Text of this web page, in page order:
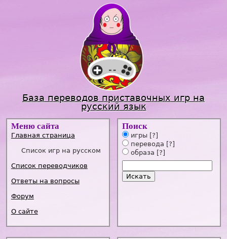
Jump to navigation
База переводов приставочных игр на
русский язык
Меню сайта
Главная страница
Список игр на русском
Список переводчиков
Ответы на вопросы
Форум
О сайте
Поиск
игры [?]
перевода [?]
образа [?]